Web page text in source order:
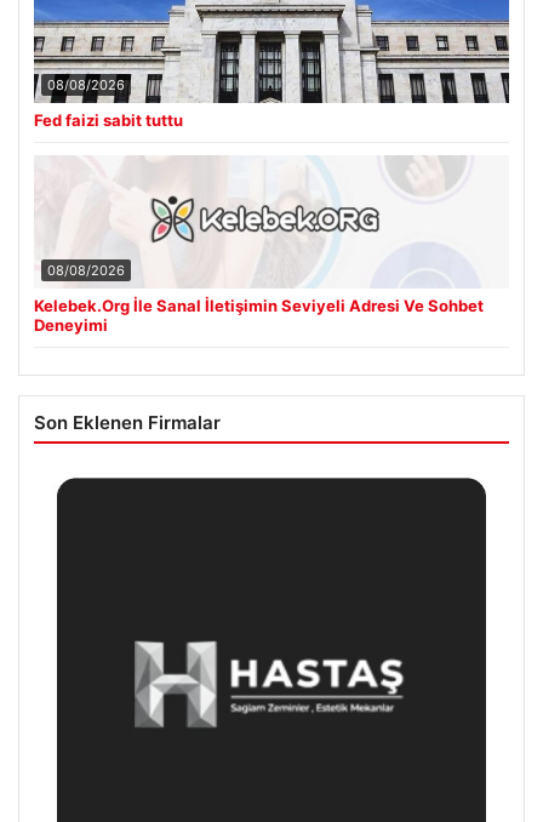
08/08/2026
Fed faizi sabit tuttu
08/08/2026
Kelebek.Org İle Sanal İletişimin Seviyeli Adresi Ve Sohbet
Deneyimi
Son Eklenen Firmalar